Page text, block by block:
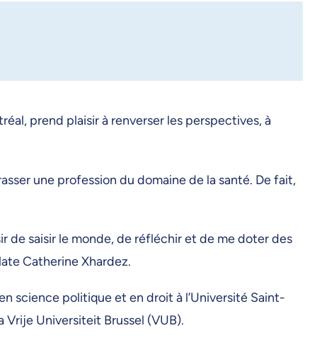
prend plaisir à renverser les perspectives, à
une profession du domaine de la santé. De fait,
de saisir le monde, de réfléchir et de me doter des
Catherine Xhardez.
science politique et en droit à l’Université Saint-
Vrije Universiteit Brussel (VUB).